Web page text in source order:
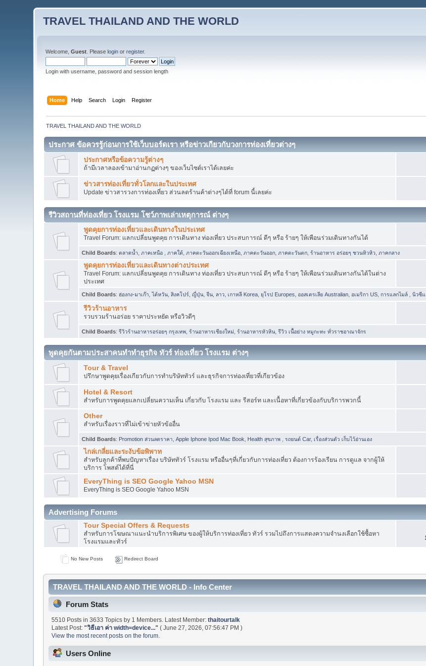
TRAVEL THAILAND AND THE WORLD
Welcome,Guest . Pleaselogin orregister.
Login with username, password and session length
Home Help Search Login Register
TRAVEL THAILAND AND THE WORLD
ประกาศ ข้อควรรู้ก่อนการใช้เว็บบอร์ดเรา หรือข่าวเกียวกับวงการท่องเที่ยวต่างๆ
ประกาศหรือข้อความรู้ต่างๆ
ถ้ามีเวลาลองเข้ามาอ่านกฏต่างๆ ของเว็บไซต์เราได้เลยค่ะ
ข่าวสารท่องเที่ยวทั่วโลกและในประเทศ
Update ข่าวสารวงการท่องเที่ยว ส่วนลดร้านค้าต่างๆได้ที่ forum นี้เลยค่ะ
รีวิวสถานที่ท่องเที่ยว โรงแรม โชว์ภาพเล่าเหตุการณ์ ต่างๆ
พูดคุยการท่องเที่ยวและเดินทางในประเทศ
Travel Forum: แลกเปลี่ยนพูดคุย การเดินทาง ท่องเที่ยว ประสบการณ์ ดีๆ หรือ ร้ายๆ ให้เพือนร่วมเดินทางกันได้
Child Boards:ตลาดน้ำ ,ภาคเหนือ ,ภาคใต้ ,ภาคตะวันออกเฉียงเหนือ ,ภาคตะวันออก ,ภาคตะวันตก ,ร้านอาหาร อร่อยๆ ชวนหิวหิว ,ภาคกลาง
พูดคุยการท่องเที่ยวและเดินทางต่างประเทศ
Travel Forum: แลกเปลี่ยนพูดคุย การเดินทาง ท่องเที่ยว ประสบการณ์ ดีๆ หรือ ร้ายๆ ให้เพือนร่วมเดินทางกันได้ในต่าง
ประเทศ
Child Boards: ฮ่องกง-มาเก๊า ,ไต้หวัน ,สิงคโปร์ ,ญี่ปุ่น ,จีน ลาว ,เกาหลี Korea ยุโรป Europes ออสเตรเลีย Australian อเมริกา US ,การแลกไมล์ ,นิวซีแ
รีวิวร้านอาหาร
รวบรวมร้านอร่อย ราคาประหยัด หรือวิวดีๆ
Child Boards:รีวิวร้านอาหารอร่อยๆ กรุงเทพ ,ร้านอาหารเชียงใหม่ ,ร้านอาหารหัวหิน ,รีวิว เนื้อย่าง หมูกะทะ ทั่วราชอาณาจักร
พูดคุยกันตามประสาคนทำทำธุรกิจ ทัวร์ ท่องเที่ยว โรงแรม ต่างๆ
Tour & Travel
ปรึกษาพูดคุยเรื่องเกียวกับการทำบริษัททัวร์ และธุรกิจการท่องเที่ยวที่เกียวข้อง
Hotel & Resort
สำหรับการพูดคุยแลกเปลี่ยนความเห็น เกี่ยวกับ โรงแรม และ รีสอร์ท และเนื้อหาที่เกี่ยวข้องกับบริการพวกนี้
Other
สำหรับเรื่องราวที่ไม่เข้าข่ายหัวข้ออื่น
Child Boards: Promotion ส่วนลดราคา ,Apple Iphone Ipod Mac Book Health สุขภาพ ,รถยนต์ Car,เรื่องส่วนตัว เก็บไว้อ่านเอง
ไกล่เกลี่ยและระงับข้อพิพาท
สำหรับลูกค้าที่พบปัญหาเรื่อง บริษัททัวร์ โรงแรม หรืออื่นๆที่เกี่ยวกับการท่องเที่ยว ต้องการร้องเรียน การดูแล จากผู้ให้
บริการ โพสต์ได้ที่นี่
EveryThing is SEO Google Yahoo MSN
EveryThing is SEO Google Yahoo MSN
Advertising Forums
Tour Special Offers & Requests
สำหรับการโฆษณาแนะนำบริการพิเศษ ของผู้ให้บริการท่องเที่ยว ทัวร์ รวมไปถึงการแสดงความจำนงเลือกใช้ซื้อหา
โรงแรมและทัวร์
No New Posts Redirect Board
TRAVEL THAILAND AND THE WORLD - Info Center
Forum Stats
5510 Posts in 3633 Topics by 1 Members. Latest Member:thaitourtalk
Latest Post:"วิธีเอา ค่า width=device..." ( June 27, 2026, 07:56:47 PM )
View the most recent posts on the forum.
Users Online